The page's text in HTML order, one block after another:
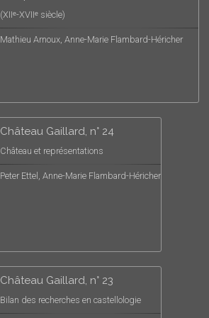
(XIIᵉ-XVIIᵉ siècle)
Mathieu Arnoux, Anne-Marie Flambard-Héricher
Château Gaillard, n° 24
Château et représentations
Peter Ettel, Anne-Marie Flambard-Héricher
Château Gaillard, n° 23
Bilan des recherches en castellologie